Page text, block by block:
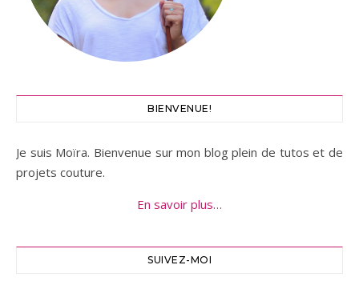
BIENVENUE!
Je suis Moïra. Bienvenue sur mon blog plein de tutos et de
projets couture.
En savoir plus…
SUIVEZ-MOI